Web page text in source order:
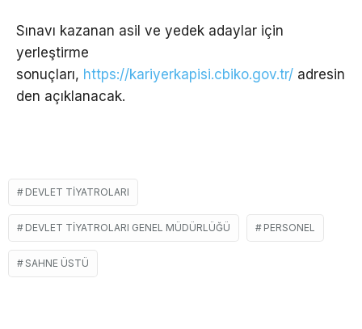
Sınavı kazanan asil ve yedek adaylar için
yerleştirme
sonuçları, https://kariyerkapisi.cbiko.gov.tr/ adresin
den açıklanacak.
DEVLET TIYATROLARI
DEVLET TIYATROLARI GENEL MÜDÜRLÜĞÜ PERSONEL
SAHNE ÜSTÜ